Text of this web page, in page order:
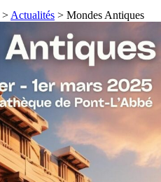
> Actualités > Mondes Antiques